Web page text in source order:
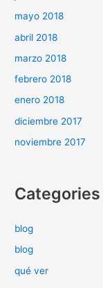
mayo 2018
abril 2018
marzo 2018
febrero 2018
enero 2018
diciembre 2017
noviembre 2017
Categories
blog
blog
qué ver